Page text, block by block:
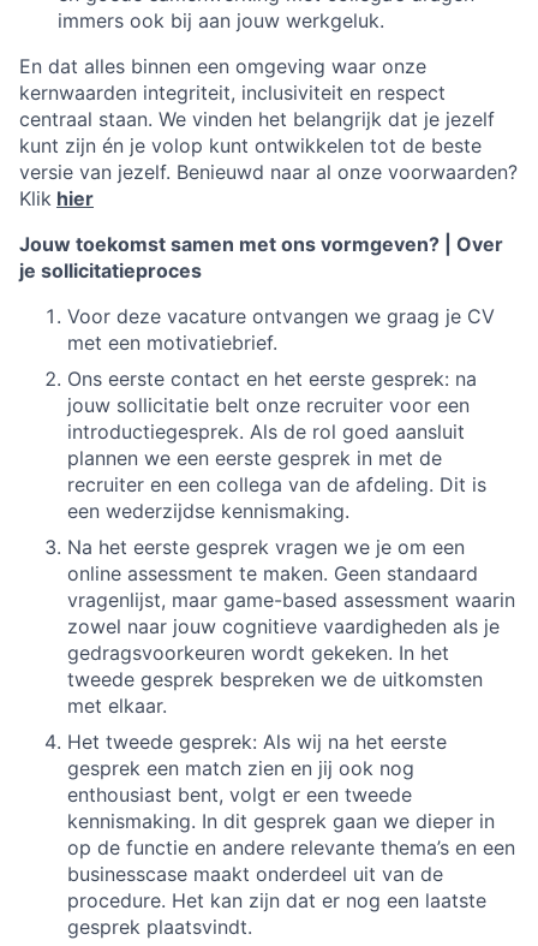
immers ook bij aan jouw werkgeluk.
En dat alles binnen een omgeving waar onze
kernwaarden integriteit, inclusiviteit en respect
centraal staan. We vinden het belangrijk dat je jezelf
kunt zijn én je volop kunt ontwikkelen tot de beste
versie van jezelf. Benieuwd naar al onze voorwaarden?
Klik hier
Jouw toekomst samen met ons vormgeven? | Over
je sollicitatieproces
Voor deze vacature ontvangen we graag je CV
met een motivatiebrief.
Ons eerste contact en het eerste gesprek: na
jouw sollicitatie belt onze recruiter voor een
introductiegesprek. Als de rol goed aansluit
plannen we een eerste gesprek in met de
recruiter en een collega van de afdeling. Dit is
een wederzijdse kennismaking.
Na het eerste gesprek vragen we je om een
online assessment te maken. Geen standaard
vragenlijst, maar game-based assessment waarin
zowel naar jouw cognitieve vaardigheden als je
gedragsvoorkeuren wordt gekeken. In het
tweede gesprek bespreken we de uitkomsten
met elkaar.
Het tweede gesprek: Als wij na het eerste
gesprek een match zien en jij ook nog
enthousiast bent, volgt er een tweede
kennismaking. In dit gesprek gaan we dieper in
op de functie en andere relevante thema’s en een
businesscase maakt onderdeel uit van de
procedure. Het kan zijn dat er nog een laatste
gesprek plaatsvindt.